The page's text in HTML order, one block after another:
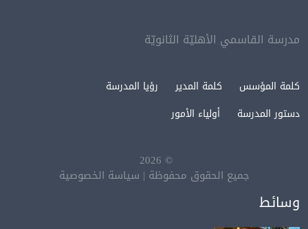
مدرسة القاسمي الأهليّة الثانويّة
كلمة المؤسس كلمة المدير
رؤيا المدرسة
دستور المدرسة
أولياء الأمور
©
2026
جميع الحقوق محفوظة | سياسة الخصوصية
وسائط